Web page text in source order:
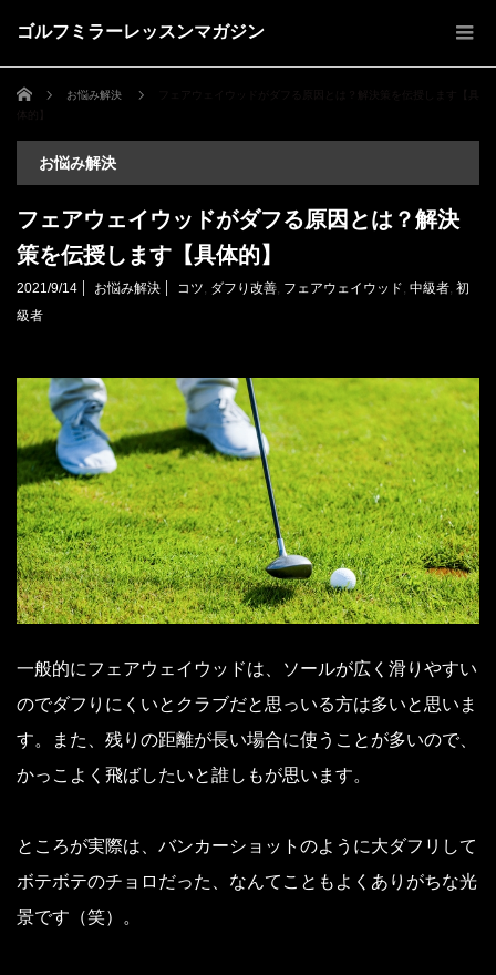
ゴルフミラーレッスンマガジン
ホーム お悩み解決
お悩み解決
フェアウェイウッドがダフる原因とは？解決
策を伝授します【具体的】
2021/9/14 お悩み解決 コツ, ダフり改善, フェアウェイウッド, 中級者, 初
級者
一般的にフェアウェイウッドは、ソールが広く滑りやすい
のでダフりにくいとクラブだと思っいる方は多いと思いま
す。また、残りの距離が長い場合に使うことが多いので、
かっこよく飛ばしたいと誰しもが思います。
ところが実際は、バンカーショットのように大ダフリして
ボテボテのチョロだった、なんてこともよくありがちな光
景です（笑）。